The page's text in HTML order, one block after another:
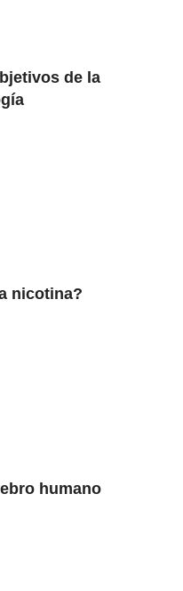
de la
nicotina?
humano